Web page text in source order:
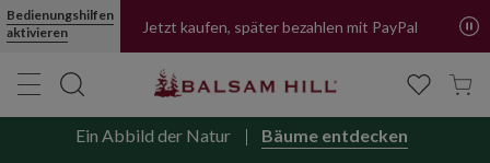
Bedienungshilfen
aktivieren
Jetzt kaufen, später bezahlen mit PayPal
Ein Abbild der Natur Bäume entdecken